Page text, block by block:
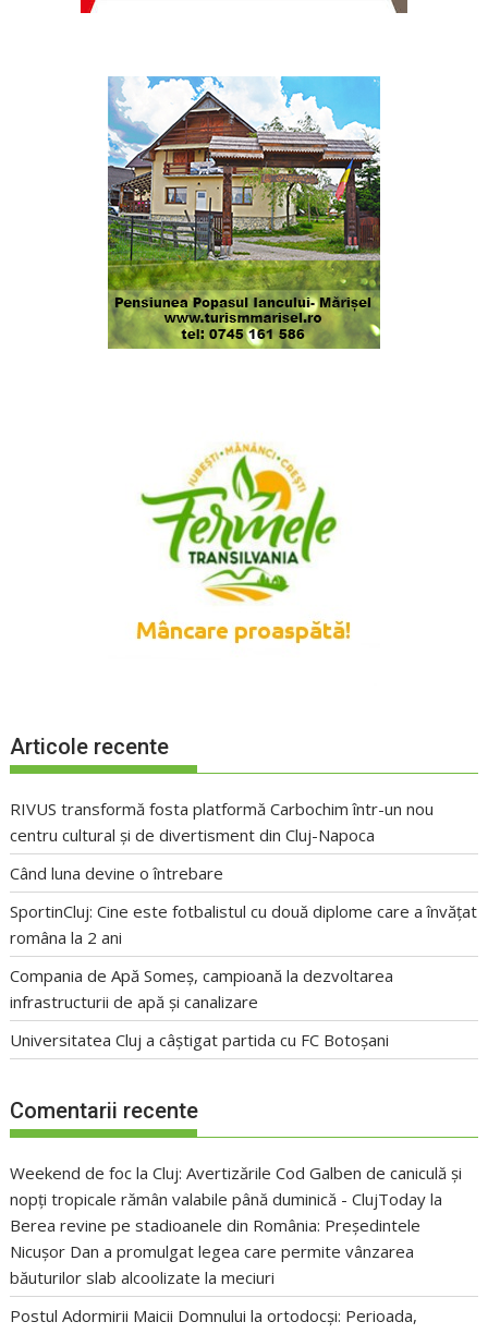
Articole recente
RIVUS transformă fosta platformă Carbochim într-un nou
centru cultural și de divertisment din Cluj-Napoca
Când luna devine o întrebare
SportinCluj: Cine este fotbalistul cu două diplome care a învățat
româna la 2 ani
Compania de Apă Someș, campioană la dezvoltarea
infrastructurii de apă și canalizare
Universitatea Cluj a câștigat partida cu FC Botoșani
Comentarii recente
Weekend de foc la Cluj: Avertizările Cod Galben de caniculă și
nopți tropicale rămân valabile până duminică - ClujToday la
Berea revine pe stadioanele din România: Președintele
Nicușor Dan a promulgat legea care permite vânzarea
băuturilor slab alcoolizate la meciuri
Postul Adormirii Maicii Domnului la ortodocși: Perioada,